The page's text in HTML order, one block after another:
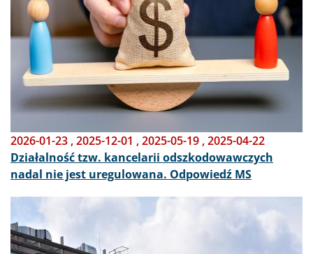
2026-01-23 ,2025-12-01 ,2025-05-19 ,2025-04-22
Działalność tzw. kancelarii odszkodowawczych
nadal nie jest uregulowana. Odpowiedź MS